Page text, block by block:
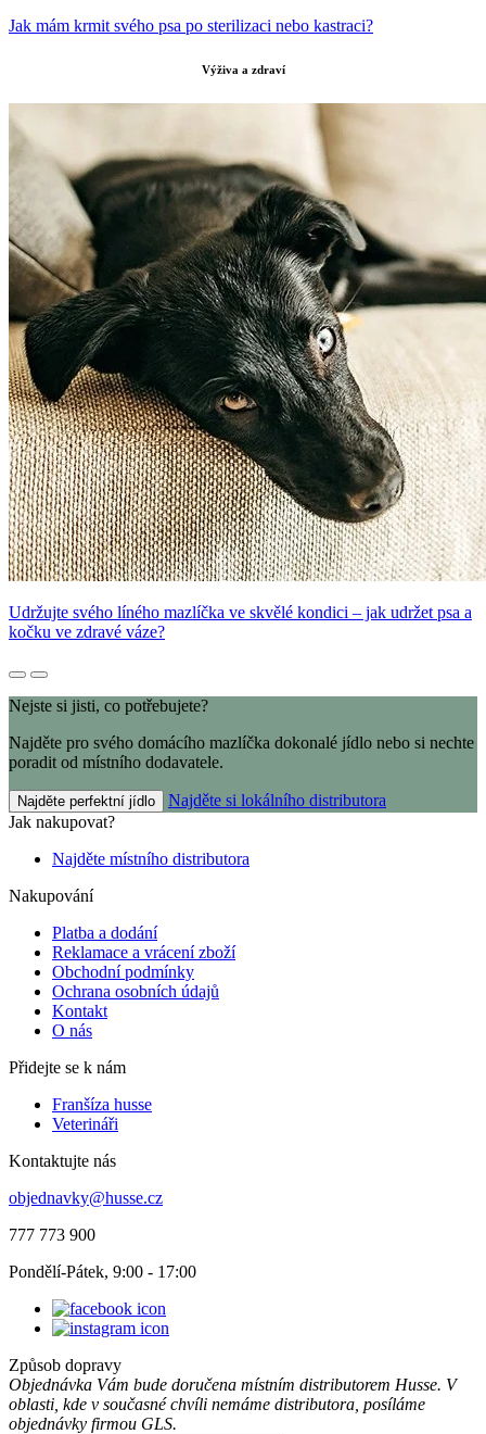
Jak mám krmit svého psa po sterilizaci nebo kastraci?
Výživa a zdraví
Udržujte svého líného mazlíčka ve skvělé kondici – jak udržet psa a
kočku ve zdravé váze?
Nejste si jisti, co potřebujete?
Najděte pro svého domácího mazlíčka dokonalé jídlo nebo si nechte
poradit od místního dodavatele.
Najděte perfektní jídlo
Najděte si lokálního distributora
Jak nakupovat?
Najděte místního distributora
Nakupování
Platba a dodání
Reklamace a vrácení zboží
Obchodní podmínky
Ochrana osobních údajů
Kontakt
O nás
Přidejte se k nám
Franšíza husse
Veterináři
Kontaktujte nás
objednavky@husse.cz
777 773 900
Pondělí-Pátek, 9:00 - 17:00
Způsob dopravy
Objednávka Vám bude doručena místním distributorem Husse. V
oblasti, kde v současné chvíli nemáme distributora, posíláme
objednávky firmou GLS.